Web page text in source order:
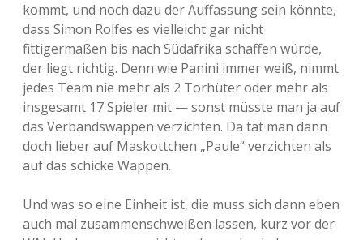
kommt, und noch dazu der Auffassung sein könnte,
dass Simon Rolfes es vielleicht gar nicht
fittigermaßen bis nach Südafrika schaffen würde,
der liegt richtig. Denn wie Panini immer weiß, nimmt
jedes Team nie mehr als 2 Torhüter oder mehr als
insgesamt 17 Spieler mit — sonst müsste man ja auf
das Verbandswappen verzichten. Da tät man dann
doch lieber auf Maskottchen „Paule“ verzichten als
auf das schicke Wappen.
Und was so eine Einheit ist, die muss sich dann eben
auch mal zusammenschweißen lassen, kurz vor der